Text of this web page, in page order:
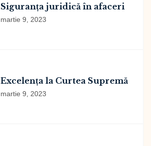
Siguranța juridică în afaceri
martie 9, 2023
Excelența la Curtea Supremă
martie 9, 2023